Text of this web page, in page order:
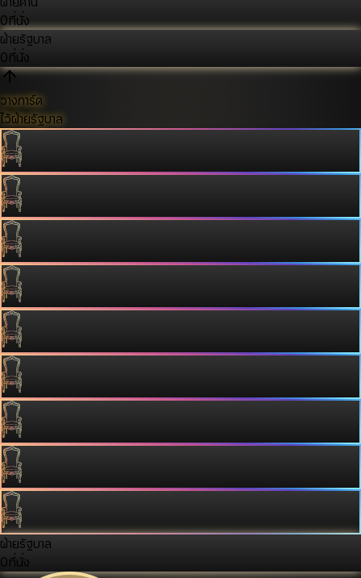
0ที่นั่ง
ฝ่ายรัฐบาล
0ที่นั่ง
วางการ์ด
ไว้ฝ่ายรัฐบาล
ฝ่ายรัฐบาล
0ที่นั่ง